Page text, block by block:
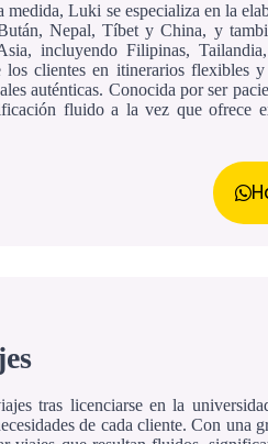
medida, Luki se especializa en la
Nepal, Tíbet y China, y
incluyendo Filipinas,
clientes en itinerarios flexibles
auténticas. Conocida por ser
fluido a la vez que ofrece
tras licenciarse en la
de cada cliente. Con una